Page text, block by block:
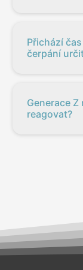
Přichází
čerpání
Generace
reagovat?